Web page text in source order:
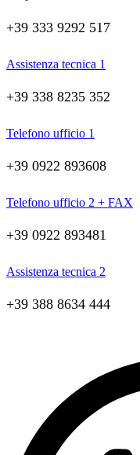
+39 333 9292 517
Assistenza tecnica 1
+39 338 8235 352
Telefono ufficio 1
+39 0922 893608
Telefono ufficio 2 + FAX
+39 0922 893481
Assistenza tecnica 2
+39 388 8634 444